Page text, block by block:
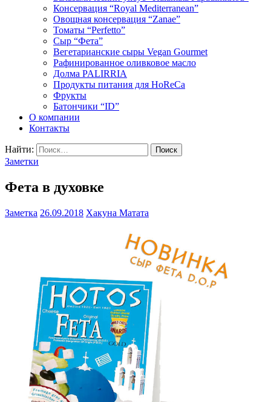
Консервация “Royal Mediterranean”
Овощная консервация “Zanae”
Томаты “Perfetto”
Сыр “Фета”
Вегетарианские сыры Vegan Gourmet
Рафинированное оливковое масло
Долма PALIRRIA
Продукты питания для HoReCa
Фрукты
Батончики “ID”
О компании
Контакты
Найти:
Заметки
Фета в духовке
Заметка 26.09.2018 Хакуна Матата